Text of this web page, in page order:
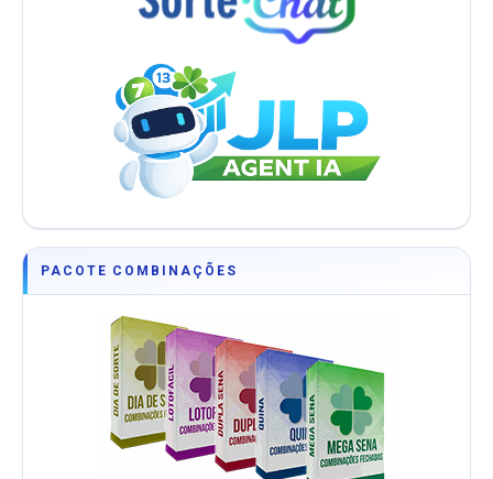
PACOTE COMBINAÇÕES